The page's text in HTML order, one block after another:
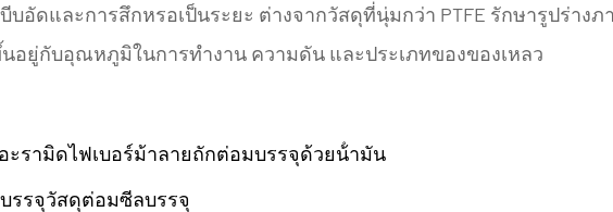
อัดและการสึกหรอเป็นระยะ ต่างจากวัสดุที่นุ่มกว่า PTFE รักษารูปร่าง
นอยู่กับอุณหภูมิในการทํางาน ความดัน และประเภทของของเหลว
รามิดไฟเบอร์ม้าลายถักต่อมบรรจุด้วยน้ํามัน
รรจุวัสดุต่อมซีลบรรจุ